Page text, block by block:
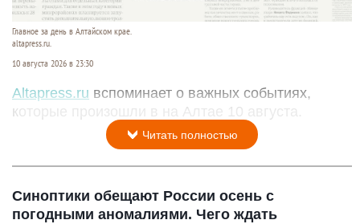
Главное за день в Алтайском крае.
altapress.ru.
10 августа 2026 в 23:30
Altapress.ru вспоминает о важных событиях,
которые произошли в на Алтае 10 августа.
Читать полностью
Синоптики обещают России осень с
погодными аномалиями. Чего ждать